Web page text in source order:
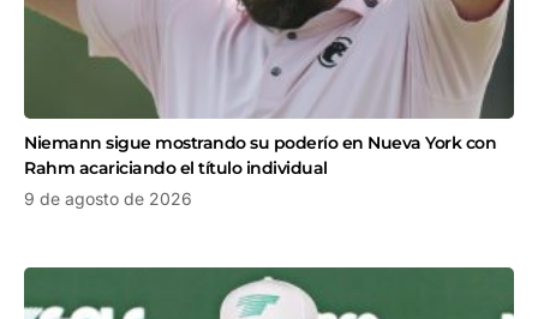
Niemann sigue mostrando su poderío en Nueva York con
Rahm acariciando el título individual
9 de agosto de 2026